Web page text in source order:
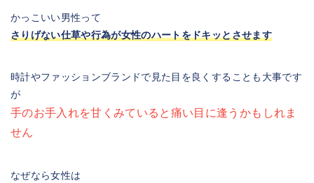
かっこいい男性って
さりげない仕草や行為が女性のハートをドキッとさせます
時計やファッションブランドで見た目を良くすることも大事です
が
手のお手入れを甘くみていると痛い目に逢うかもしれま
せん
なぜなら女性は